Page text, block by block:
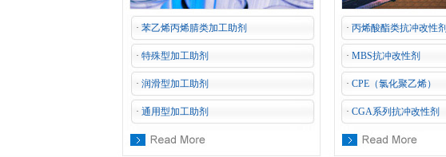
· 苯乙烯丙烯腈类加工助剂
· 特殊型加工助剂
· 润滑型加工助剂
· 通用型加工助剂
· 丙烯酸酯类抗冲改性剂
· MBS抗冲改性剂
· CPE（氯化聚乙烯）
· CGA系列抗冲改性剂